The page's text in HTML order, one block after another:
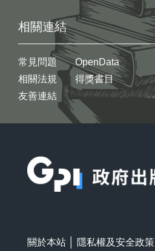
相關連結
常見問題
相關法規
友善連結
OpenData
得獎書目
關於本站 隱私權及安全政策